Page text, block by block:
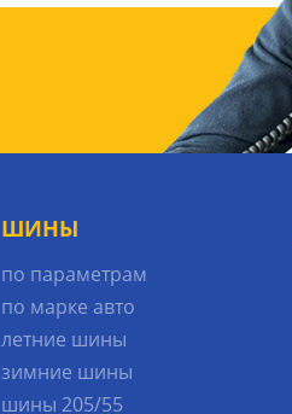
ШИНЫ
по параметрам
по марке авто
летние шины
зимние шины
шины 205/55